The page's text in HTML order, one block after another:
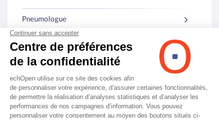
Pneumologue
Médecine interne
Autres spécialités
© echOpen. Tous droits réservés.
Mentions légales
CGU